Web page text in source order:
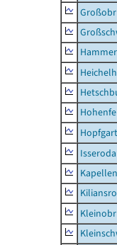
Isseroda